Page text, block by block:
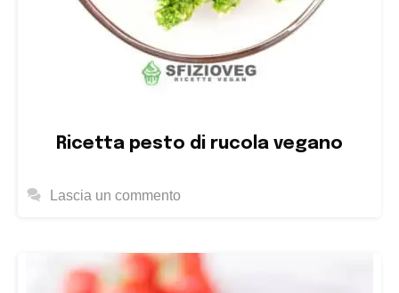
Ricetta pesto di rucola vegano
Lascia un commento